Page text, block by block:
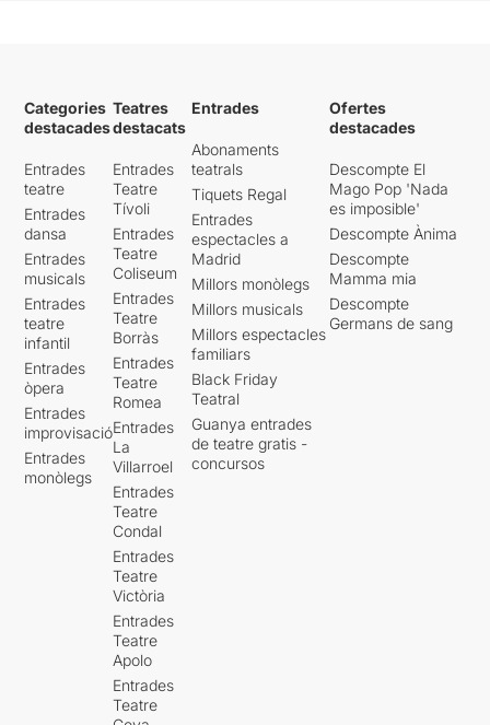
Categories
destacades
Entrades
teatre
Entrades
dansa
Entrades
musicals
Entrades
teatre
infantil
Entrades
òpera
Entrades
improvisació
Entrades
monòlegs
Teatres
destacats
Entrades
Teatre
Tívoli
Entrades
Teatre
Coliseum
Entrades
Teatre
Borràs
Entrades
Teatre
Romea
Entrades
La
Villarroel
Entrades
Teatre
Condal
Entrades
Teatre
Victòria
Entrades
Teatre
Apolo
Entrades
Teatre
Entrades
Abonaments
teatrals
Tiquets Regal
Entrades
espectacles a
Madrid
Millors monòlegs
Millors musicals
Millors espectacles
familiars
Black Friday
Teatral
Guanya entrades
de teatre gratis -
concursos
Ofertes
destacades
Descompte El
Mago Pop 'Nada
es imposible'
Descompte Ànima
Descompte
Mamma mia
Descompte
Germans de sang